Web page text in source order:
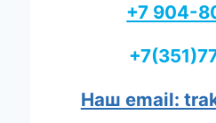
+7 904-
Наш email: